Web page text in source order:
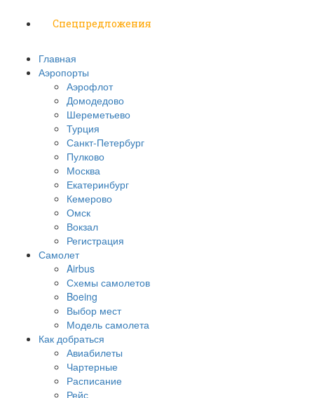
Спецпредложения
Главная
Аэропорты
Аэрофлот
Домодедово
Шереметьево
Турция
Санкт-Петербург
Пулково
Москва
Екатеринбург
Кемерово
Омск
Вокзал
Регистрация
Самолет
Airbus
Схемы самолетов
Boeing
Выбор мест
Модель самолета
Как добраться
Авиабилеты
Чартерные
Расписание
Рейс